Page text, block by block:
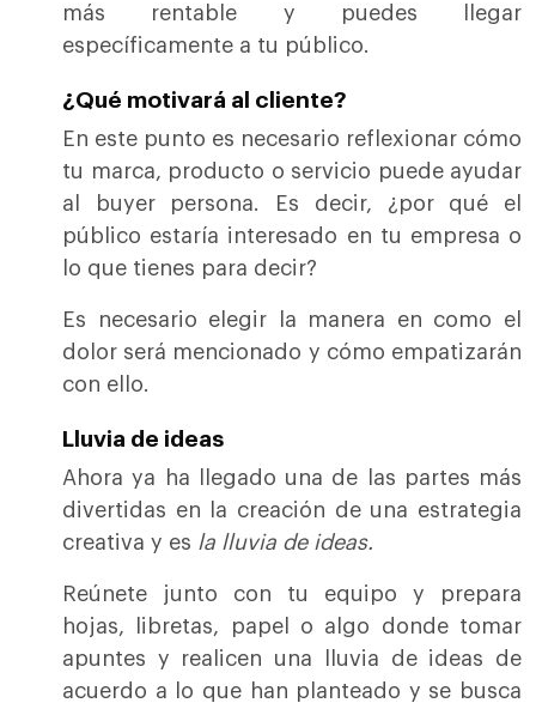
más rentable y puedes llegar
específicamente a tu público.
¿Qué motivará al cliente?
En este punto es necesario reflexionar cómo
tu marca, producto o servicio puede ayudar
al buyer persona. Es decir, ¿por qué el
público estaría interesado en tu empresa o
lo que tienes para decir?
Es necesario elegir la manera en como el
dolor será mencionado y cómo empatizarán
con ello.
Lluvia de ideas
Ahora ya ha llegado una de las partes más
divertidas en la creación de una estrategia
creativa y es la lluvia de ideas.
Reúnete junto con tu equipo y prepara
hojas, libretas, papel o algo donde tomar
apuntes y realicen una lluvia de ideas de
acuerdo a lo que han planteado y se busca